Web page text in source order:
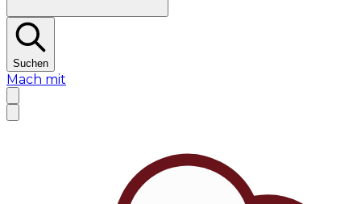
Suchen
Mach mit